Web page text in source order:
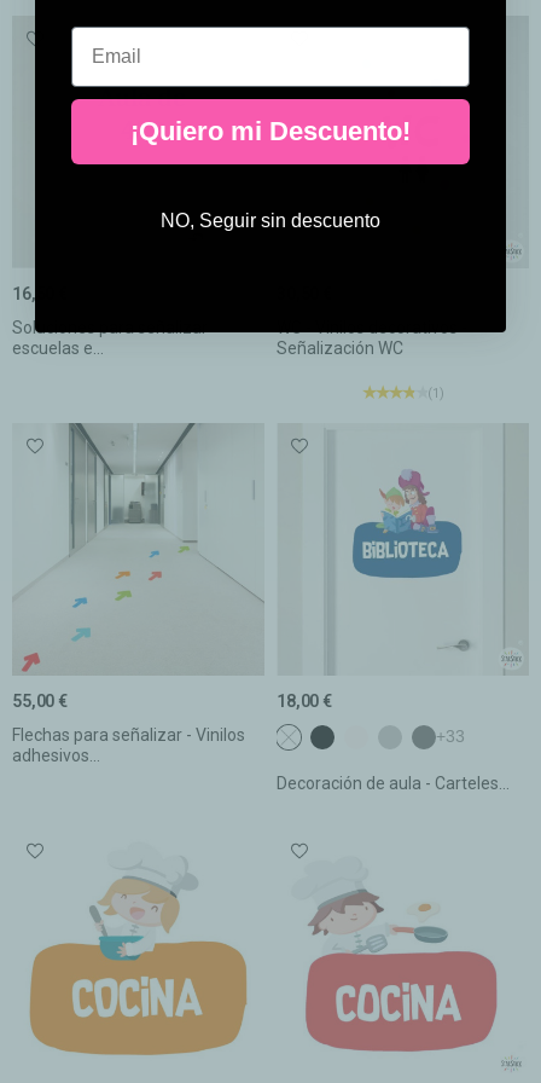
Soluciones para señalizar
escuelas e...
16,50 €
Señalización WC
(1)
Flechas para señalizar - Vinilos
adhesivos...
55,00 €
Decoración de aula - Carteles...
18,00 €
NO seleccionado
c1 Negroc2 Blancoc3 Gris claro
c4 Gris
+33
Email
¡Quiero mi Descuento!
NO, Seguir sin descuento